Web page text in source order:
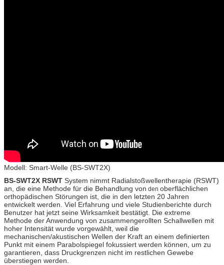
Modell: Smart-Welle (BS-SWT2X)
BS-SWT2X RSWT System nimmt Radialstoßwellentherapie (RSWT)
an, die eine Methode für die Behandlung von den oberflächlichen
orthopädischen Störungen ist, die in den letzten 20 Jahren
entwickelt werden. Viel Erfahrung und viele Studienberichte durch
Benutzer hat jetzt seine Wirksamkeit bestätigt. Die extreme
Methode der Anwendung von zusammengerollten Schallwellen mit
hoher Intensität wurde vorgewählt, weil die
mechanischen/akustischen Wellen der Kraft an einem definierten
Punkt mit einem Parabolspiegel fokussiert werden können, um zu
garantieren, dass Druckgrenzen nicht im restlichen Gewebe
überstiegen werden.